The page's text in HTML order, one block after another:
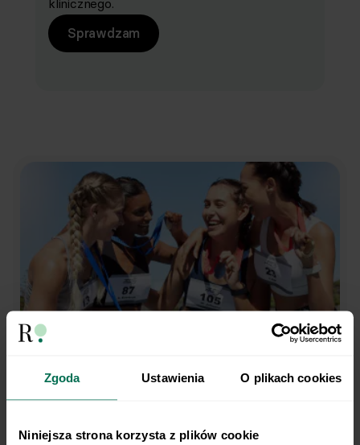
Zgoda Ustawienia O plikach cookies
Niniejsza strona korzysta z plików cookie
Sprawdzam
Trenujesz regularnie?
My robimy dietę.